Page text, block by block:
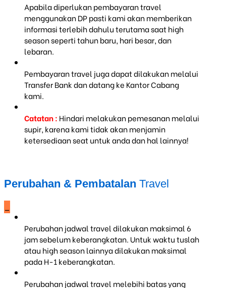
Apabila diperlukan pembayaran travel
menggunakan DP pasti kami akan memberikan
informasi terlebih dahulu terutama saat high
season seperti tahun baru, hari besar, dan
lebaran.
Pembayaran travel juga dapat dilakukan melalui
Transfer Bank dan datang ke Kantor Cabang
kami.
Catatan : Hindari melakukan pemesanan melalui
supir, karena kami tidak akan menjamin
ketersediaan seat untuk anda dan hal lainnya!
Perubahan & Pembatalan Travel
_
Perubahan jadwal travel dilakukan maksimal 6
jam sebelum keberangkatan. Untuk waktu tuslah
atau high season lainnya dilakukan maksimal
pada H-1 keberangkatan.
Perubahan jadwal travel melebihi batas yang